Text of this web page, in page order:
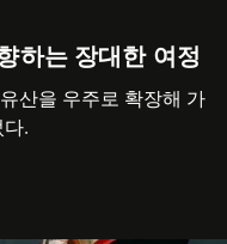
하는 장대한 여정
산을 우주로 확장해 가
.